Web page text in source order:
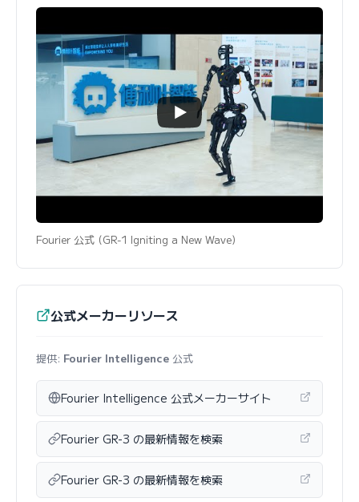
Fourier 公式 (GR-1 Igniting a New Wave)
公式メーカーリソース
提供: Fourier Intelligence 公式
Fourier Intelligence 公式メーカーサイト
Fourier GR-3 の最新情報を検索
Fourier GR-3 の最新情報を検索